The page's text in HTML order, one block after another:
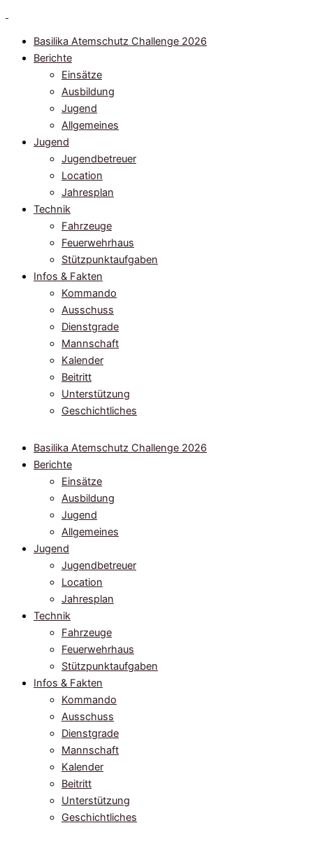
springenBasilika Atemschutz Challenge 2026
Berichte
Einsätze
Ausbildung
Jugend
Allgemeines
Jugend
Jugendbetreuer
Location
Jahresplan
Technik
Fahrzeuge
Feuerwehrhaus
Stützpunktaufgaben
Infos & Fakten
Kommando
Ausschuss
Dienstgrade
Mannschaft
Kalender
Beitritt
Unterstützung
Geschichtliches
Basilika Atemschutz Challenge 2026
Berichte
Einsätze
Ausbildung
Jugend
Allgemeines
Jugend
Jugendbetreuer
Location
Jahresplan
Technik
Fahrzeuge
Feuerwehrhaus
Stützpunktaufgaben
Infos & Fakten
Kommando
Ausschuss
Dienstgrade
Mannschaft
Kalender
Beitritt
Unterstützung
Geschichtliches